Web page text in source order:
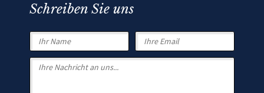
Schreiben Sie uns